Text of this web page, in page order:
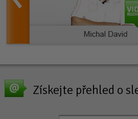
Získejte přehled o